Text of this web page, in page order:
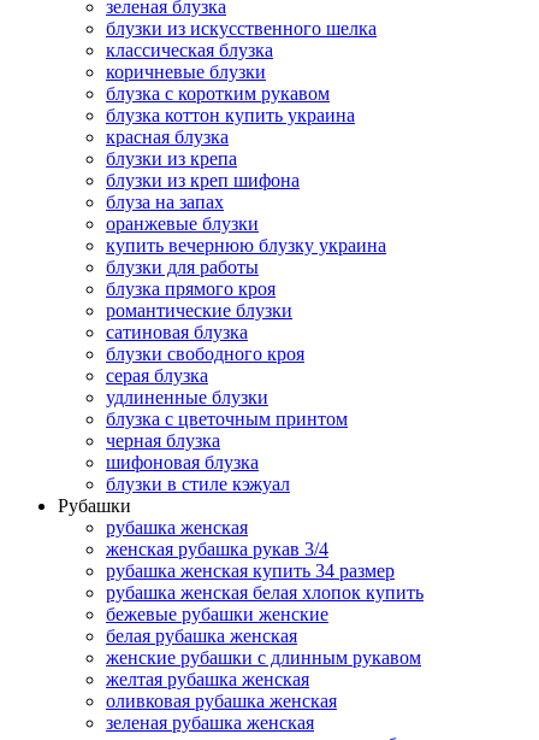
зеленая блузка
блузки из искусственного шелка
классическая блузка
коричневые блузки
блузка с коротким рукавом
блузка коттон купить украина
красная блузка
блузки из крепа
блузки из креп шифона
блуза на запах
оранжевые блузки
купить вечернюю блузку украина
блузки для работы
блузка прямого кроя
романтические блузки
сатиновая блузка
блузки свободного кроя
серая блузка
удлиненные блузки
блузка с цветочным принтом
черная блузка
шифоновая блузка
блузки в стиле кэжуал
Рубашки
рубашка женская
женская рубашка рукав 3/4
рубашка женская купить 34 размер
рубашка женская белая хлопок купить
бежевые рубашки женские
белая рубашка женская
женские рубашки с длинным рукавом
желтая рубашка женская
оливковая рубашка женская
зеленая рубашка женская